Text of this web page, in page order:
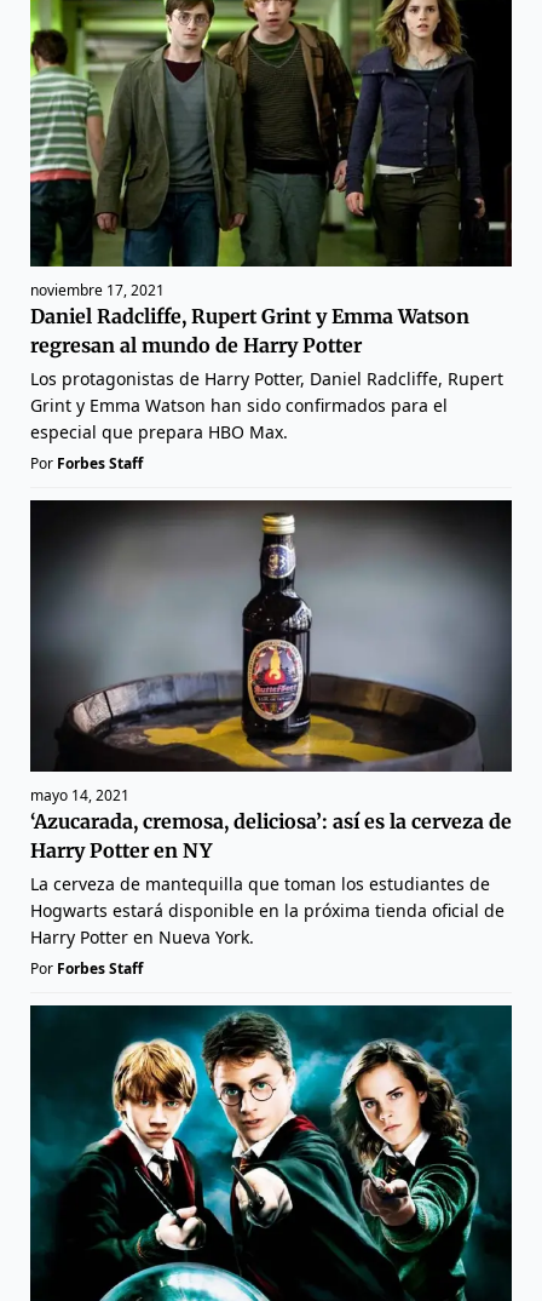
noviembre 17, 2021
Daniel Radcliffe, Rupert Grint y Emma Watson
regresan al mundo de Harry Potter
Los protagonistas de Harry Potter, Daniel Radcliffe, Rupert
Grint y Emma Watson han sido confirmados para el
especial que prepara HBO Max.
Por Forbes Staff
mayo 14, 2021
‘Azucarada, cremosa, deliciosa’: así es la cerveza de
Harry Potter en NY
La cerveza de mantequilla que toman los estudiantes de
Hogwarts estará disponible en la próxima tienda oficial de
Harry Potter en Nueva York.
Por Forbes Staff